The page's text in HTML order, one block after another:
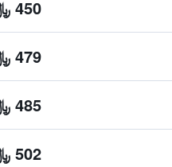
450 ﷼
479 ﷼
485 ﷼
502 ﷼